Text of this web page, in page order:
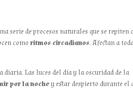
serie de procesos naturales que se repiten
comoritmos circadianos. Afectan a
diaria. Las luces del día y la oscuridad de la
por la nochey estar despierto durante el